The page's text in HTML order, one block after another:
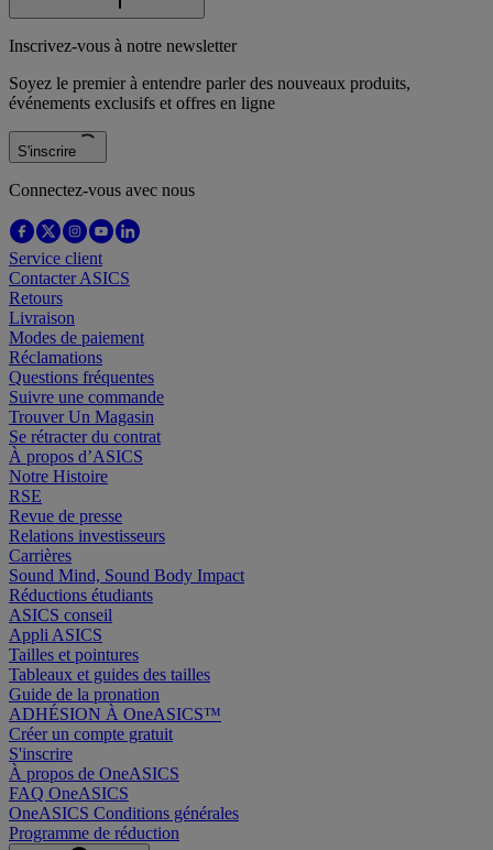
Inscrivez-vous à notre newsletter
Soyez le premier à entendre parler des nouveaux produits,
événements exclusifs et offres en ligne
S'inscrire
Connectez-vous avec nous
Service client
Contacter ASICS
Retours
Livraison
Modes de paiement
Réclamations
Questions fréquentes
Suivre une commande
Trouver Un Magasin
Se rétracter du contrat
À propos d’ASICS
Notre Histoire
RSE
Revue de presse
Relations investisseurs
Carrières
Sound Mind, Sound Body Impact
Réductions étudiants
ASICS conseil
Appli ASICS
Tailles et pointures
Tableaux et guides des tailles
Guide de la pronation
ADHÉSION À OneASICS™
Créer un compte gratuit
S'inscrire
À propos de OneASICS
FAQ OneASICS
OneASICS Conditions générales
Programme de réduction